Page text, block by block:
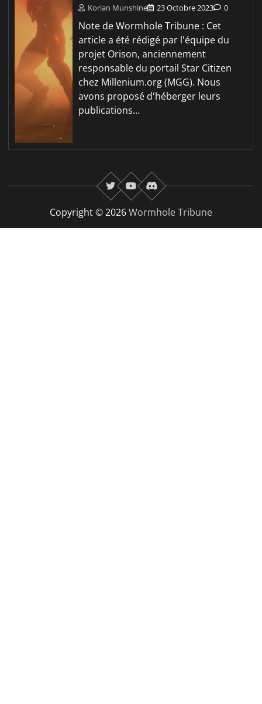
Korian Munshine 23 Octobre 2023 0
Note de Wormhole Tribune : Cet
article a été rédigé par l'équipe du
projet Orison, anciennement
responsable du portail Star Citizen
chez Millenium.org (MGG). Nous
avons proposé d'héberger leurs
publications…
twitteryoutubeDiscord
Copyright © 2026Wormhole Tribune